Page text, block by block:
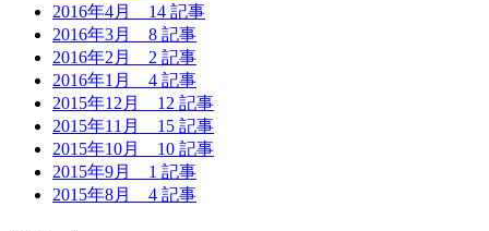
2016年4月 14 記事
2016年3月 8 記事
2016年2月 2 記事
2016年1月 4 記事
2015年12月 12 記事
2015年11月 15 記事
2015年10月 10 記事
2015年9月 1 記事
2015年8月 4 記事